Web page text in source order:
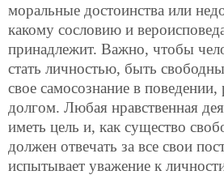
моральные достоинства или
какому сословию и
принадлежит. Важно, чтобы
стать личностью, быть
свое самосознание в поведении,
долгом. Любая нравственная
иметь цель и, как существо
должен отвечать за все свои
испытывает уважение к